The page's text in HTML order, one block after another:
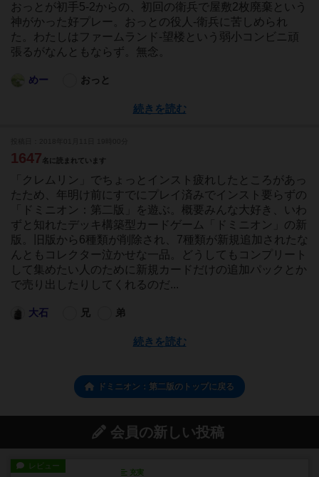
おっとが初手5-2からの、初回の衛兵で屋敷2枚廃棄という
神がかった好プレー。おっとの役人-衛兵に苦しめられ
た。わたしはファームランド-望楼という弱小コンビニ頑
張るがなんともならず。無念。
めー おっと
続きを読む
1647名に読まれています
「クレムリン」でちょっとインスト疲れしたところがあっ
たため、年明け前にすでにプレイ済みでインスト要らずの
「ドミニオン：第二版」を遊ぶ。概要みんな大好き、いわ
ずと知れたデッキ構築型カードゲーム「ドミニオン」の新
版。旧版から6種類が削除され、7種類が新規追加されたな
んともコレクター泣かせな一品。どうしてもコンプリート
して集めたい人のために新規カードだけの追加パックとか
で売り出したりしてくれるのだ...
大石 兄 弟
続きを読む
ドミニオン：第二版のトップに戻る
会員の新しい投稿
レビュー
充実